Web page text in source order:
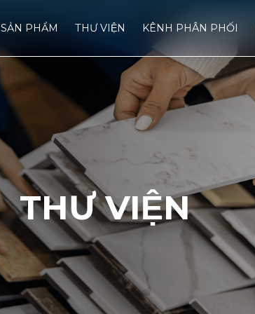
SẢN PHẨM THƯ VIỆN KÊNH PHÂN PHỐI
THƯ VIỆN